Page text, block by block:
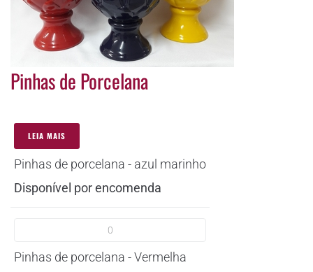
Pinhas de Porcelana
LEIA MAIS
Pinhas de porcelana - azul marinho
Disponível por encomenda
Pinhas de porcelana - Vermelha